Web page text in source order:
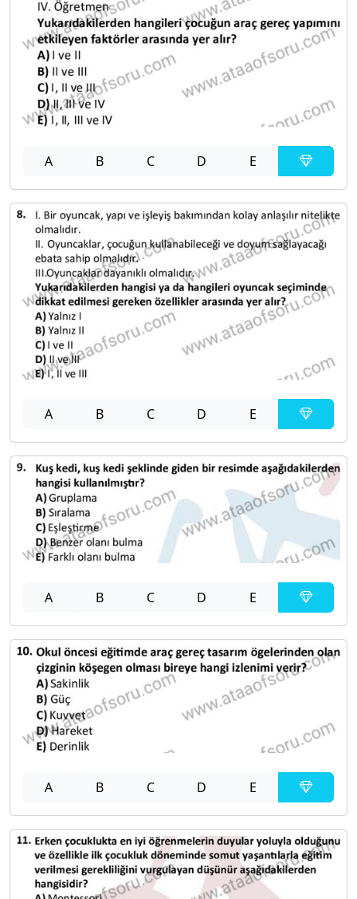
A B C D E
A B C D E
A B C D E
A B C D E